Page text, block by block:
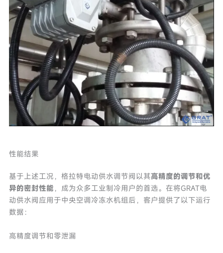
性能结果
基于上述工况，格拉特电动供水调节阀以其高精度的调节和优
异的密封性能 ，成为众多工业制冷用户的首选。在将GRAT电
动供水阀应用于中央空调冷冻水机组后，客户提供了以下运行
数据：
高精度调节和零泄漏